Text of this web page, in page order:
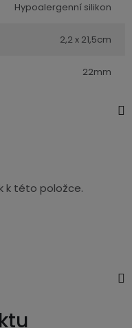
Hypoalergenní silikon
2,2 x 21,5cm
22mm
k této položce.